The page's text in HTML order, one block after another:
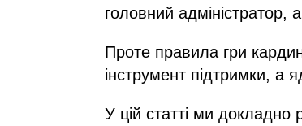
головний адміністратор,
Проте правила гри
інструмент підтримки, а
У цій статті ми